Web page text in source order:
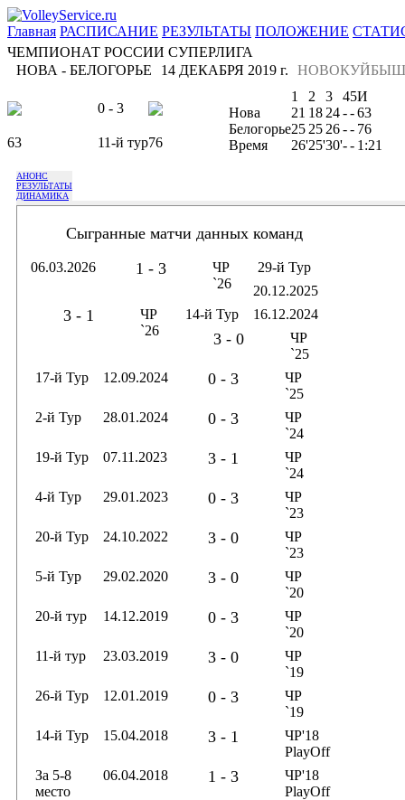
Главная РАСПИСАНИЕ РЕЗУЛЬТАТЫ ПОЛОЖЕНИЕ
ЧЕМПИОНАТ РОССИИ СУПЕРЛИГА
НОВА - БЕЛОГОРЬЕ
14 ДЕКАБРЯ 2019 г.
0 - 3
63 11-й тур76
1 2 3 45И
Нова
21 18 24--63
Белогорье25 25 26-- 76
Время
26'25'30'-- 1:21
АНОНС
РЕЗУЛЬТАТЫ
ДИНАМИКА
Сыгранные матчи данных команд
06.03.2026 1 - 3
ЧР
`26
29-й Тур
20.12.2025
3 - 1
ЧР
`26
14-й Тур 16.12.2024
3 - 0
ЧР
`25
17-й Тур
12.09.2024 0 - 3
ЧР
`25
2-й Тур
28.01.2024 0 - 3
ЧР
`24
19-й Тур
07.11.2023 3 - 1
ЧР
`24
4-й Тур
29.01.2023 0 - 3
ЧР
`23
20-й Тур
24.10.2022 3 - 0
ЧР
`23
5-й Тур
29.02.2020 3 - 0
ЧР
`20
20-й тур
14.12.2019 0 - 3
ЧР
`20
11-й тур
23.03.2019 3 - 0
ЧР
`19
26-й Тур
12.01.2019 0 - 3
ЧР
`19
14-й Тур
15.04.2018 3 - 1
ЧР'18
PlayOff
За 5-8
место
06.04.2018 1 - 3
ЧР'18
PlayOff